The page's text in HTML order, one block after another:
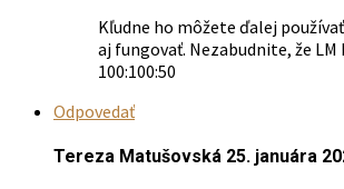
Kľudne ho môžete ďalej
aj fungovať. Nezabudnite, že
100:100:50
Odpovedať
Tereza Matušovská 25. januára